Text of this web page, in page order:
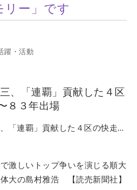
リー」です
躍・活動
、「連覇」貢献した４区
８３年出場
激しいトップ争いを演じる順大
大の島村雅浩 【読売新聞社】